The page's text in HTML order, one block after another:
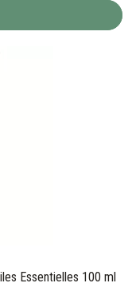
Essentielles 100 ml